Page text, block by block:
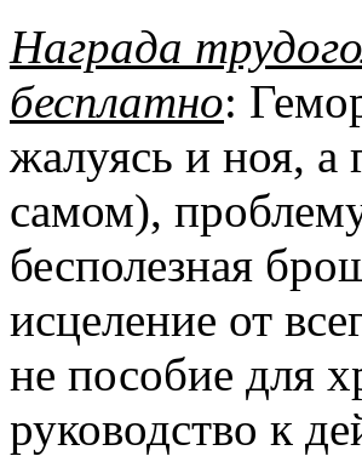
Награда
бесплатно:
жалуясь и ноя, а
самом),
бесполезная
исцеление от
не пособие для
руководство к